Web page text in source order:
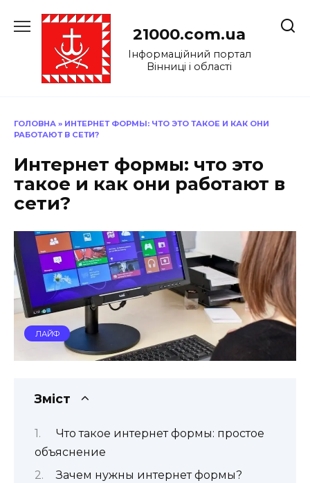
до
21000.com.ua
Інформаційний портал
Вінниці і області
ГОЛОВНА » ИНТЕРНЕТ ФОРМЫ: ЧТО ЭТО ТАКОЕ И КАК ОНИ
РАБОТАЮТ В СЕТИ?
Интернет формы: что это
такое и как они работают в
сети?
ЛАЙФ
Зміст
Что такое интернет формы: простое
объяснение
Зачем нужны интернет формы?